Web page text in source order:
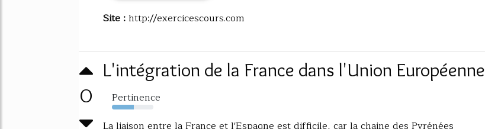
Site :http://exercicescours.com
0
L'intégration de la France dans l'Union Européenne
Pertinence
53%
La liaison entre la France et l'Espagne est difficile, car la chaine des Pyrénées